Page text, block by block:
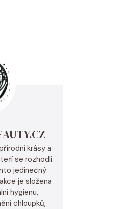
krásy a
se rozhodli
jedinečný
je složena
hygienu,
chloupků,